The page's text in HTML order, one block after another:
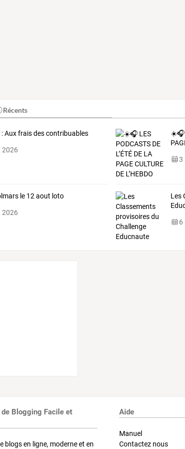
Récents
Aux frais des contribuables
2026
☀️🎧
3
le 12 aout loto
2026
Les
6
Blogging Facile et
blogs en ligne, moderne et en
Aide
Manuel
Contactez nous